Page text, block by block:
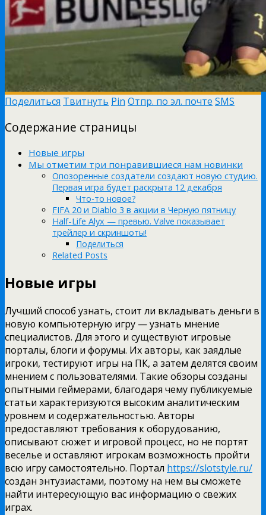
Поделиться Твитнуть Pin Отпр. по эл. почте SMS
Содержание страницы
Новые игры
Мы отметим три понравившиеся нам новинки
Опозоренные создатели создают новую студию.
Первая игра будет раскрыта 12 декабря
Что-то новое?
FIFA 20 и Diablo 3 в акции в Черную пятницу
Half-Life Alyx — превью. Valve показывает
трейлер и скриншоты!
Поделиться
Related Posts
Новые игры
Лучший способ узнать, стоит ли вкладывать деньги в
новую компьютерную игру — узнать мнение
специалистов. Для этого и существуют игровые
порталы, блоги и форумы. Их авторы, как заядлые
игроки, тестируют игры на ПК, а затем делятся своим
мнением с пользователями. Такие обзоры созданы
опытными геймерами, благодаря чему публикуемые
статьи характеризуются высоким аналитическим
уровнем и содержательностью. Авторы
предоставляют требования к оборудованию,
описывают сюжет и игровой процесс, но не портят
веселье и оставляют игрокам возможность пройти
всю игру самостоятельно. Портал https://slotstyle.ru/
создан энтузиастами, поэтому на нем вы сможете
найти интересующую вас информацию о свежих
играх.